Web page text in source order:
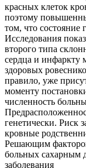
красных клеток
поэтому
том, что состояние
Исследования
второго типа
сердца и инфаркту
здоровых
правило, уже
моменту
численность
генетически. Риск
кровные
Решающим
больных сахарным
заболевания